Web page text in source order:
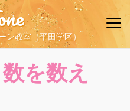
ン教室（平田学区）
を数え